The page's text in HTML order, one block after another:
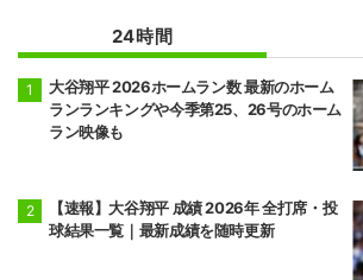
24時間
大谷翔平 2026ホームラン数 最新のホーム
ランランキングや今季第25、26号のホーム
ラン映像も
【速報】大谷翔平 成績 2026年 全打席・投
球結果一覧｜最新成績を随時更新